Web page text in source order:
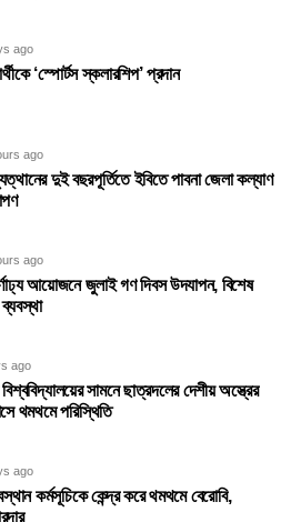
ago
‘স্পোর্টস স্কলারশিপ’ প্রদান
ago
দুই বছরপূর্তিতে ইবিতে পাবনা জেলা কল্যাণ
ago
আয়োজনে জুলাই গণ দিবস উদযাপন, বিশেষ
ago
সামনে ছাত্রদলের দেশীয় অস্ত্রের
থমথমে পরিস্থিতি
ago
কর্মসূচিকে কেন্দ্র করে থমথমে বেরোবি,